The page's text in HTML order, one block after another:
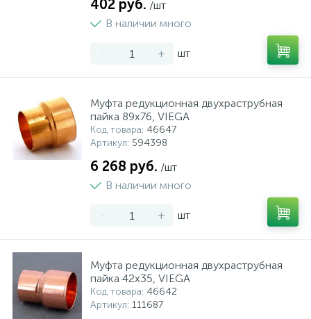
402 руб. /шт
В наличии много
- + шт
Муфта редукционная двухраструбная
пайка 89х76, VIEGA
Код товара: 46647
Артикул: 594398
6 268 руб. /шт
В наличии много
- + шт
Муфта редукционная двухраструбная
пайка 42х35, VIEGA
Код товара: 46642
Артикул: 111687